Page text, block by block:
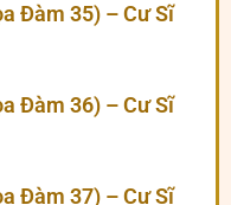
Đàm 35) – Cư Sĩ
Đàm 36) – Cư Sĩ
Đàm 37) – Cư Sĩ